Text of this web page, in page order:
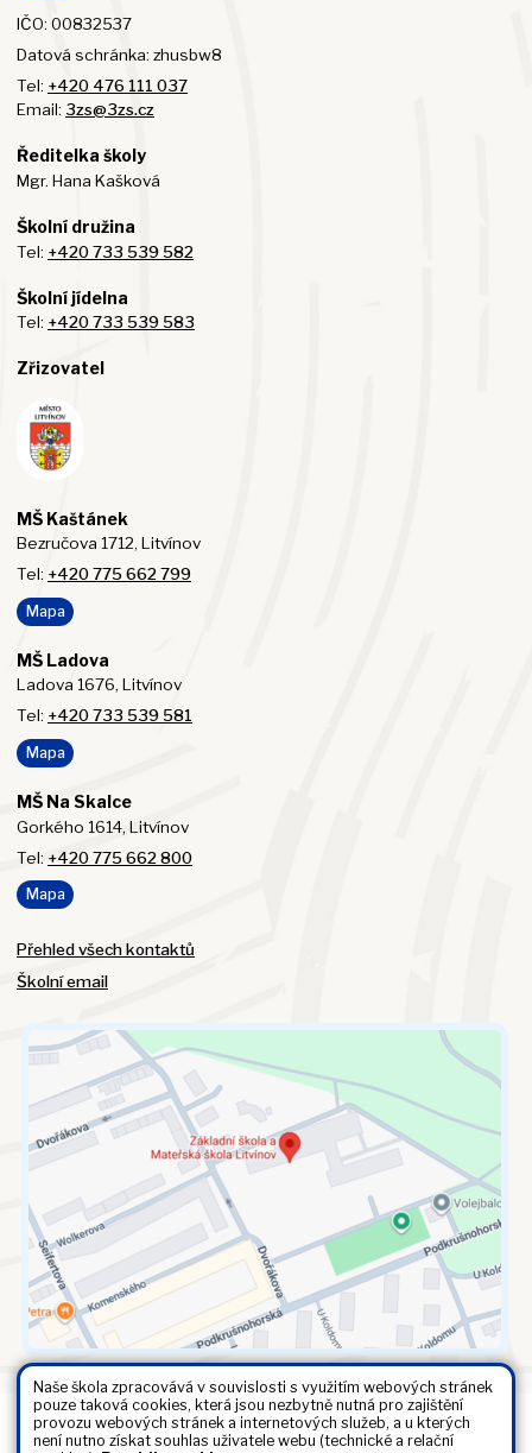
IČO: 00832537
Datová schránka: zhusbw8
Tel: +420 476 111 037
Email: 3zs@3zs.cz
Ředitelka školy
Mgr. Hana Kašková
Školní družina
Tel: +420 733 539 582
Školní jídelna
Tel: +420 733 539 583
Zřizovatel
MŠ Kaštánek
Bezručova 1712, Litvínov
Tel: +420 775 662 799
Mapa
MŠ Ladova
Ladova 1676, Litvínov
Tel: +420 733 539 581
Mapa
MŠ Na Skalce
Gorkého 1614, Litvínov
Tel: +420 775 662 800
Mapa
Přehled všech kontaktů
Školní email
Všechna práva vyhrazena. Copyright © 2026 |Mapa stránek
Kontakty| Přihlásit|Prohlášení o přístupnosti|Pravidla COOKIES
Naše škola zpracovává v souvislosti s využitím webových stránek
pouze taková cookies, která jsou nezbytně nutná pro zajištění
provozu webových stránek a internetových služeb, a u kterých
není nutno získat souhlas uživatele webu (technické a relační